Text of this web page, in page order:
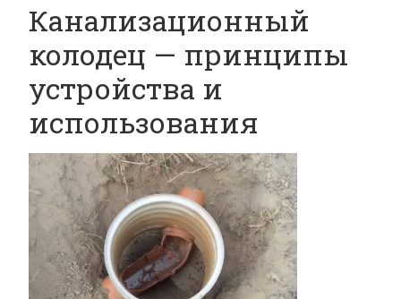
Канализационный
колодец — принципы
устройства и
использования